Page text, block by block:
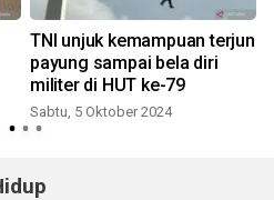
TNI unjuk kemampuan terjun
payung sampai bela diri
militer di HUT ke-79
Sabtu, 5 Oktober 2024